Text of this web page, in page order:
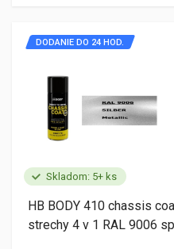
Skladom: 5+ ks
DODANIE DO 24 HOD.
HB BODY 410 chassis
strechy 4 v 1 RAL 9006